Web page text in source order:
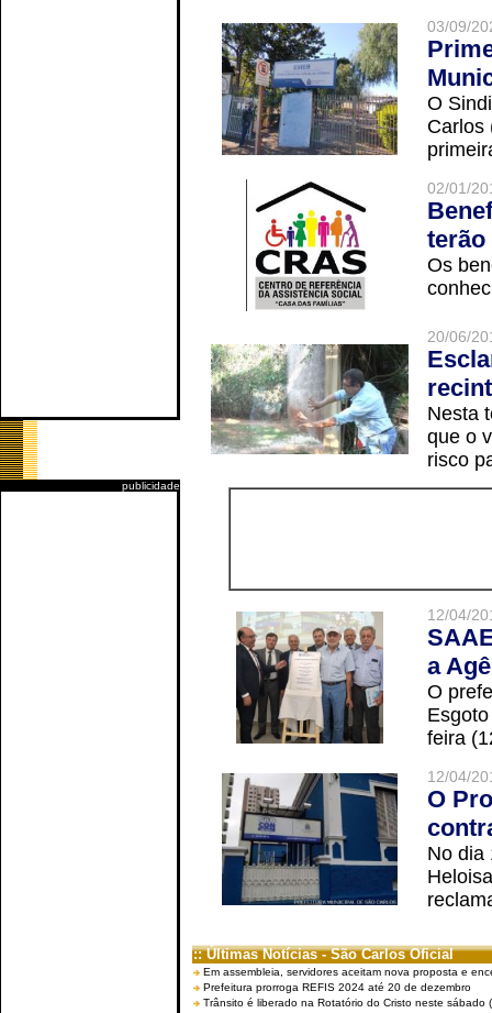
publicidade
03/09/
O
Carlos
02/01/
terão
Os
20/06/
Nesta
que o
risco
12/04/
a
O
feira
12/04/
O
No dia
:: Últimas Notícias - São Carlos Oficial
Em assembleia, servidores aceitam nova proposta e
Prefeitura prorroga REFIS 2024 até 20 de dezembro
Trânsito é liberado na Rotatório do Cristo neste sábado